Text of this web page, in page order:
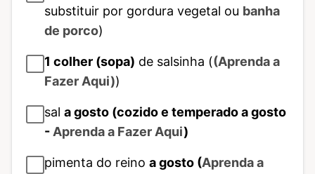
substituir por gordura vegetal ou banha
de porco)
1 colher (sopa) de salsinha ((Aprenda a
Fazer Aqui))
sal a gosto (cozido e temperado a gosto
- Aprenda a Fazer Aqui)
pimenta do reino a gosto (Aprenda a